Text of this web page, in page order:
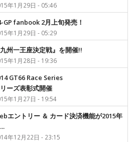
年1月29日 - 05:46
GP fanbook 2月上旬発売！
年1月29日 - 05:29
九州一王座決定戦』を開催!!
年1月28日 - 19:36
GT66 Race Series
ーズ表彰式開催
年1月27日 - 19:54
エントリー ＆ カード決済機能が2015年
年12月22日 - 23:15